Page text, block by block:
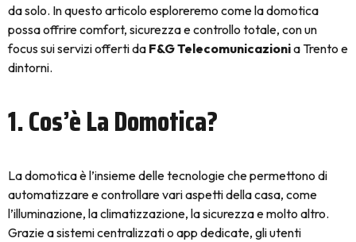
da solo. In questo articolo esploreremo come la domotica
possa offrire comfort, sicurezza e controllo totale, con un
focus sui servizi offerti da F&G Telecomunicazionia Trento e
dintorni.
1. Cos’è La Domotica?
La domotica è l’insieme delle tecnologie che permettono di
automatizzare e controllare vari aspetti della casa, come
l’illuminazione, la climatizzazione, la sicurezza e molto altro.
Grazie a sistemi centralizzati o app dedicate, gli utenti